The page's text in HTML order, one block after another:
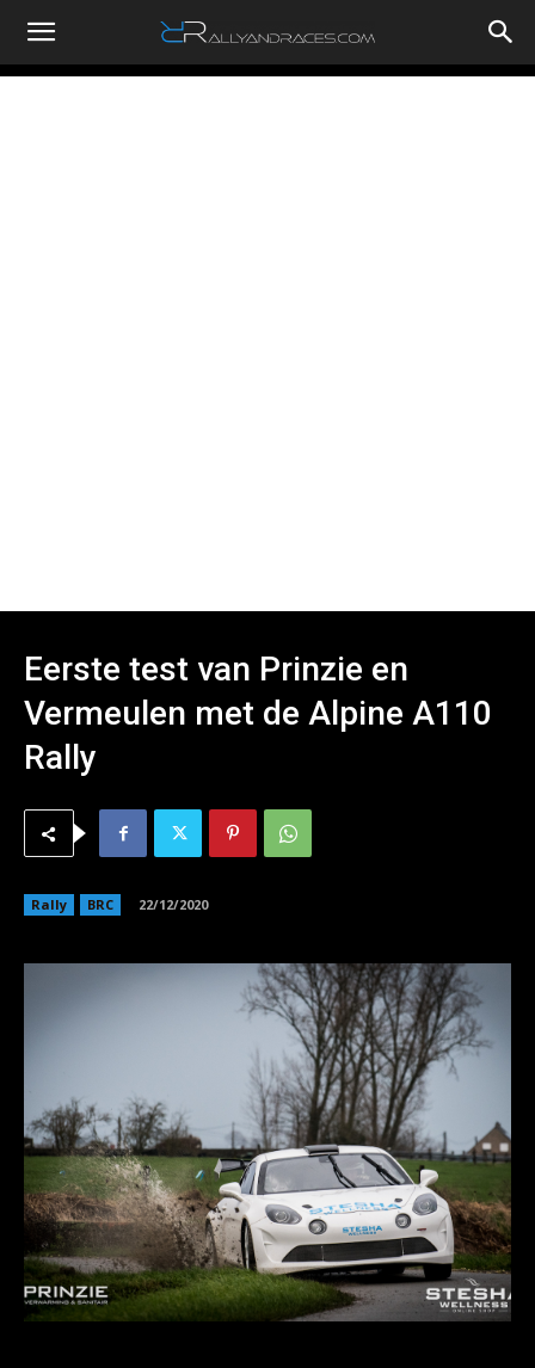
RallyandRaces.com
Eerste test van Prinzie en
Vermeulen met de Alpine A110
Rally
Rally BRC 22/12/2020